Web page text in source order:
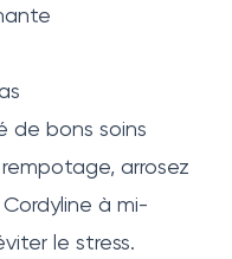
de bons soins
arrosez
à mi-
le stress.